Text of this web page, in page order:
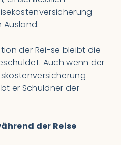
Ausland.
der Rei-se bleibt die
Auch wenn der
er Schuldner der
der Reise